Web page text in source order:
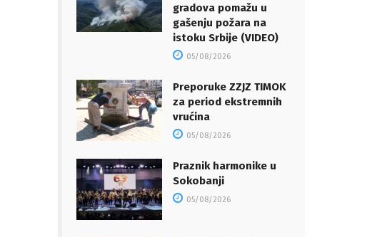
gradova pomažu u
gašenju požara na
istoku Srbije (VIDEO)
05/08/2026
Preporuke ZZJZ TIMOK
za period ekstremnih
vrućina
05/08/2026
Praznik harmonike u
Sokobanji
05/08/2026